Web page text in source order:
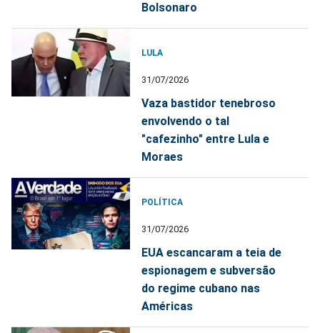
Bolsonaro
LULA
31/07/2026
Vaza bastidor tenebroso
envolvendo o tal
"cafezinho" entre Lula e
Moraes
POLÍTICA
31/07/2026
EUA escancaram a teia de
espionagem e subversão
do regime cubano nas
Américas